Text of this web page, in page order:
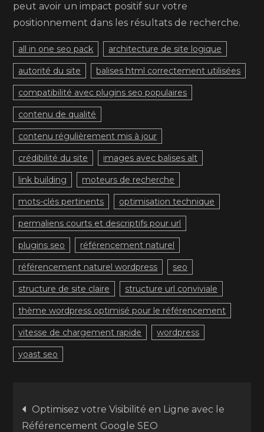
peut avoir un impact positif sur votre
positionnement dans les résultats de recherche.
all in one seo pack architecture de site logique
autorité du site balises html correctement utilisées
compatibilité avec plugins seo populaires
contenu de qualité
contenu régulièrement mis à jour
crédibilité du site images avec balises alt
link building moteurs de recherche
mots-clés pertinents optimisation technique
permaliens courts et descriptifs pour url
plugins seo référencement naturel
référencement naturel wordpress seo
structure de site claire structure url conviviale
thème wordpress optimisé pour le référencement
vitesse de chargement rapide wordpress
yoast seo
Navigation
Optimisez votre Visibilité en Ligne avec le
Référencement Google SEO